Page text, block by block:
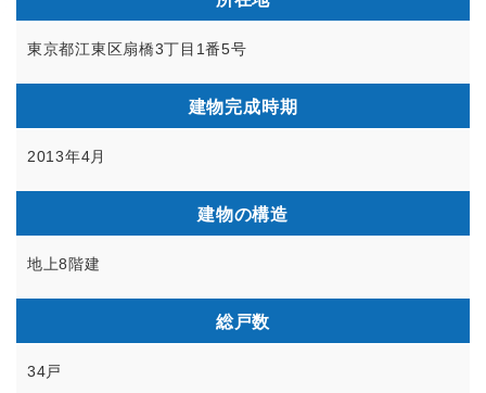
東京都江東区扇橋3丁目1番5号
建物完成時期
2013年4月
建物の構造
地上8階建
総戸数
34戸